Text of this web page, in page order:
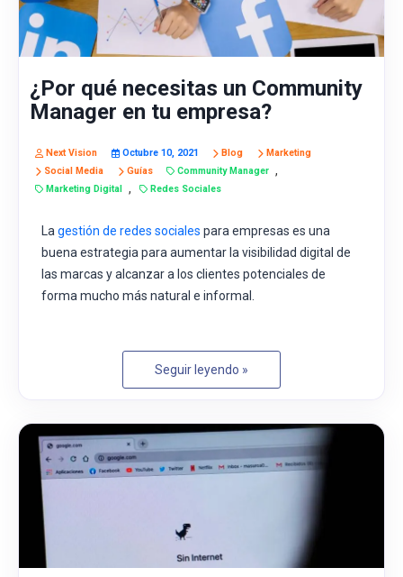
¿Por qué necesitas un Community
Manager en tu empresa?
Next Vision Octubre 10, 2021 Blog
Marketing
Social Media
Guías Community Manager ,
Marketing Digital , Redes Sociales
La gestión de redes sociales para empresas es una
buena estrategia para aumentar la visibilidad digital de
las marcas y alcanzar a los clientes potenciales de
forma mucho más natural e informal.
Seguir leyendo »